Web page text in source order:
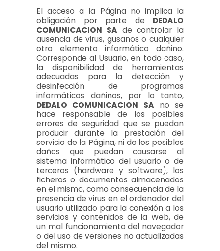
El acceso a la Página no implica la
obligación por parte de DEDALO
COMUNICACION SA de controlar la
ausencia de virus, gusanos o cualquier
otro elemento informático dañino.
Corresponde al Usuario, en todo caso,
la disponibilidad de herramientas
adecuadas para la detección y
desinfección de programas
informáticos dañinos, por lo tanto,
DEDALO COMUNICACION SA no se
hace responsable de los posibles
errores de seguridad que se puedan
producir durante la prestación del
servicio de la Página, ni de los posibles
daños que puedan causarse al
sistema informático del usuario o de
terceros (hardware y software), los
ficheros o documentos almacenados
en el mismo, como consecuencia de la
presencia de virus en el ordenador del
usuario utilizado para la conexión a los
servicios y contenidos de la Web, de
un mal funcionamiento del navegador
o del uso de versiones no actualizadas
del mismo.